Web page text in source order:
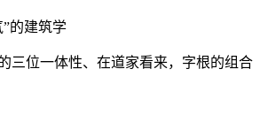
的建筑学
三位一体性、在道家看来，字根的组合